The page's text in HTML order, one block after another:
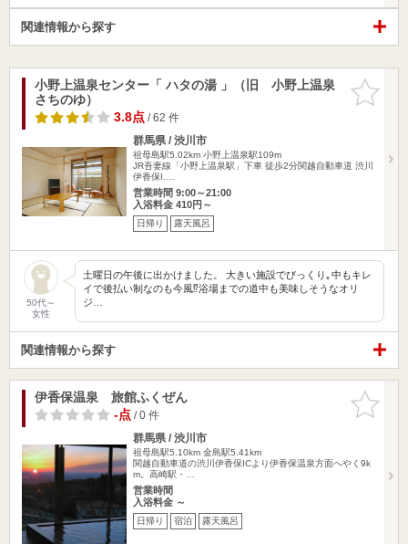
関連情報から探す
お気に入
りに追加
小野上温泉センター「 ハタの湯 」（旧 小野上温泉
さちのゆ）
3.8点/ 62 件
群馬県 / 渋川市
祖母島駅5.02km 小野上温泉駅109m
JR吾妻線「小野上温泉駅」下車 徒歩2分関越自動車道 渋川
伊香保I.…
営業時間 9:00～21:00
入浴料金 410円～
日帰り 露天風呂
50代～
女性
土曜日の午後に出かけました。 大きい施設でびっくり｡中もキレ
イで後払い制なのも今風⁉︎浴場までの道中も美味しそうなオリ
ジ…
関連情報から探す
お気に入
りに追加
伊香保温泉 旅館ふくぜん
-点/ 0 件
群馬県 / 渋川市
祖母島駅5.10km 金島駅5.41km
関越自動車道の渋川伊香保ICより伊香保温泉方面へやく9k
m。高崎駅・…
営業時間
入浴料金 ～
日帰り 宿泊 露天風呂